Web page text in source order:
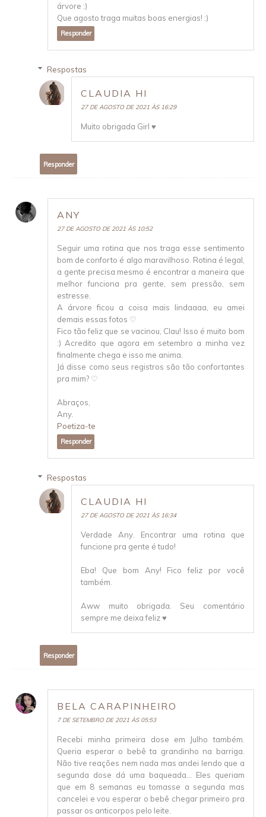
árvore :)
Que agosto traga muitas boas energias! :)
Responder
Respostas
CLAUDIA HI
27 DE AGOSTO DE 2021 ÀS 16:29
Muito obrigada Girl ♥
Responder
ANY
27 DE AGOSTO DE 2021 ÀS 10:52
Seguir uma rotina que nos traga esse sentimento
bom de conforto é algo maravilhoso. Rotina é legal,
a gente precisa mesmo é encontrar a maneira que
melhor funciona pra gente, sem pressão, sem
estresse.
A árvore ficou a coisa mais lindaaaa, eu amei
demais essas fotos ♡
Fico tão feliz que se vacinou, Clau! Isso é muito bom
:) Acredito que agora em setembro a minha vez
finalmente chega e isso me anima.
Já disse como seus registros são tão confortantes
pra mim? ♡
Abraços,
Any.
Poetiza-te
Responder
Respostas
CLAUDIA HI
27 DE AGOSTO DE 2021 ÀS 16:34
Verdade Any. Encontrar uma rotina que
funcione pra gente é tudo!
Eba! Que bom Any! Fico feliz por você
também.
Aww muito obrigada. Seu comentário
sempre me deixa feliz ♥
Responder
BELA CARAPINHEIRO
7 DE SETEMBRO DE 2021 ÀS 05:53
Recebi minha primeira dose em Julho também.
Queria esperar o bebê ta grandinho na barriga.
Não tive reações nem nada mas andei lendo que a
segunda dose dá uma baqueada... Eles queriam
que em 8 semanas eu tomasse a segunda mas
cancelei e vou esperar o bebê chegar primeiro pra
passar os anticorpos pelo leite.